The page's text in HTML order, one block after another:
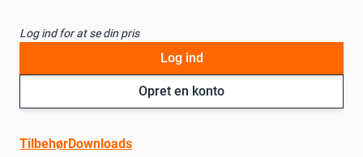
Log ind for at se din pris
Opret en konto
Log ind
TilbehørDownloads